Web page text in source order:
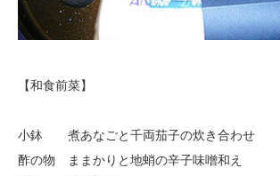
【和食前菜】
小鉢 煮あなごと千両茄子の炊き合わせ
酢の物 ままかりと地蛸の辛子味噌和え